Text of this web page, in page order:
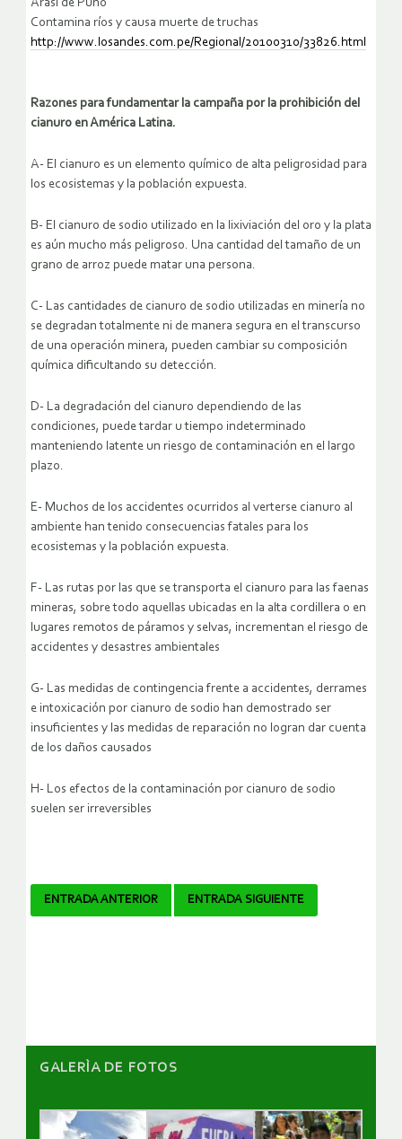
Arasi de Puno
Contamina ríos y causa muerte de truchas
http://www.losandes.com.pe/Regional/20100310/33826.html
Razones para fundamentar la campaña por la prohibición del
cianuro en América Latina.
A- El cianuro es un elemento químico de alta peligrosidad para
los ecosistemas y la población expuesta.
B- El cianuro de sodio utilizado en la lixiviación del oro y la plata
es aún mucho más peligroso. Una cantidad del tamaño de un
grano de arroz puede matar una persona.
C- Las cantidades de cianuro de sodio utilizadas en minería no
se degradan totalmente ni de manera segura en el transcurso
de una operación minera, pueden cambiar su composición
química dificultando su detección.
D- La degradación del cianuro dependiendo de las
condiciones, puede tardar u tiempo indeterminado
manteniendo latente un riesgo de contaminación en el largo
plazo.
E- Muchos de los accidentes ocurridos al verterse cianuro al
ambiente han tenido consecuencias fatales para los
ecosistemas y la población expuesta.
F- Las rutas por las que se transporta el cianuro para las faenas
mineras, sobre todo aquellas ubicadas en la alta cordillera o en
lugares remotos de páramos y selvas, incrementan el riesgo de
accidentes y desastres ambientales
G- Las medidas de contingencia frente a accidentes, derrames
e intoxicación por cianuro de sodio han demostrado ser
insuficientes y las medidas de reparación no logran dar cuenta
de los daños causados
H- Los efectos de la contaminación por cianuro de sodio
suelen ser irreversibles
Navegador
ENTRADA ANTERIOR ENTRADA SIGUIENTE
GALERÌA DE FOTOS